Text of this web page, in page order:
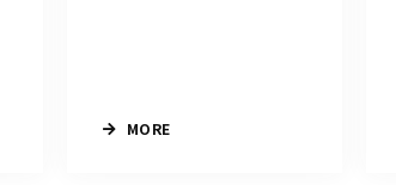
MORE